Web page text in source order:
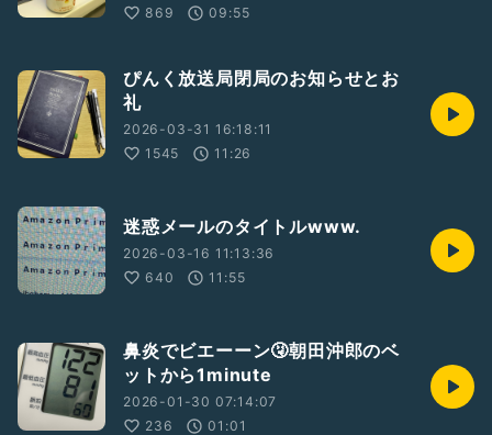
869
09:55
ぴんく放送局閉局のお知らせとお
礼
2026-03-31 16:18:11
1545
11:26
迷惑メールのタイトルwww.
2026-03-16 11:13:36
640
11:55
鼻炎でビエーーン🤧朝田沖郎のベ
ットから1minute
2026-01-30 07:14:07
236
01:01